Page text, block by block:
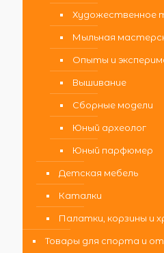
Художественное
Мыльная
Опыты и
Вышивание
Сборные модели
Юный археолог
Юный парфюмер
Детская мебель
Каталки
Палатки, корзины и
Товары для спорта и